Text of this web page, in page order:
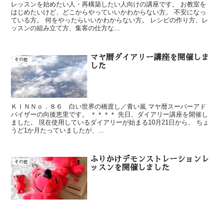
レッスンを始めたい人・再構築したい人向けの講座です。 お教室を
はじめたいけど、どこからやっていいかわからない方。 不安になっ
ている方。 何をやったらいいかわからない方。 レシピの作り方、レ
ッスンの組み立て方、集客の仕方な...
その他
マヤ暦ダイアリー講座を開催しま
した
ＫＩＮＮｏ．８６ 白い世界の橋渡し／青い嵐 マヤ暦スーパーアド
バイザーの向後恵里です。 ＊＊＊＊ 先日、ダイアリー講座を開催し
ました。 現在使用しているダイアリーが始まる10月21日から、 ちょ
うど1か月たっていましたが、...
その他
ふりかけデモンストレーションレ
ッスンを開催しました